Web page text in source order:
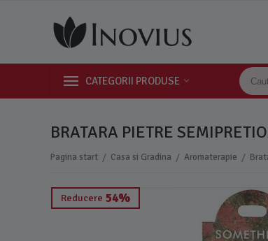
CATEGORII PRODUSE
BRATARA PIETRE
Pagina start / Casa si Gradina / Aromaterapie /
Reducere 54%